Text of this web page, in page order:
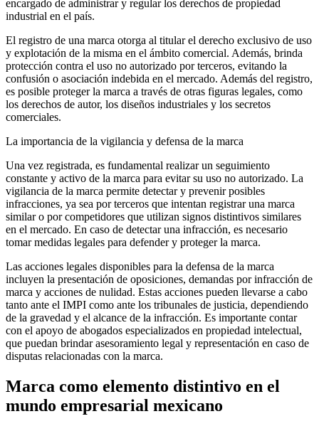
encargado de administrar y regular los derechos de propiedad
industrial en el país.
El registro de una marca otorga al titular el derecho exclusivo de uso
y explotación de la misma en el ámbito comercial. Además, brinda
protección contra el uso no autorizado por terceros, evitando la
confusión o asociación indebida en el mercado. Además del registro,
es posible proteger la marca a través de otras figuras legales, como
los derechos de autor, los diseños industriales y los secretos
comerciales.
La importancia de la vigilancia y defensa de la marca
Una vez registrada, es fundamental realizar un seguimiento
constante y activo de la marca para evitar su uso no autorizado. La
vigilancia de la marca permite detectar y prevenir posibles
infracciones, ya sea por terceros que intentan registrar una marca
similar o por competidores que utilizan signos distintivos similares
en el mercado. En caso de detectar una infracción, es necesario
tomar medidas legales para defender y proteger la marca.
Las acciones legales disponibles para la defensa de la marca
incluyen la presentación de oposiciones, demandas por infracción de
marca y acciones de nulidad. Estas acciones pueden llevarse a cabo
tanto ante el IMPI como ante los tribunales de justicia, dependiendo
de la gravedad y el alcance de la infracción. Es importante contar
con el apoyo de abogados especializados en propiedad intelectual,
que puedan brindar asesoramiento legal y representación en caso de
disputas relacionadas con la marca.
Marca como elemento distintivo en el
mundo empresarial mexicano